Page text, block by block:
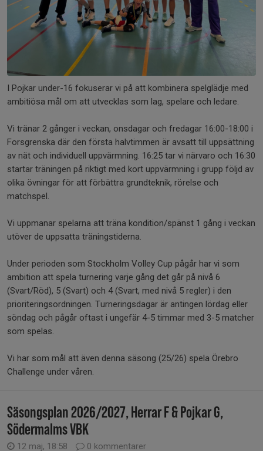
I Pojkar under-16 fokuserar vi på att kombinera spelglädje med
ambitiösa mål om att utvecklas som lag, spelare och ledare.
Vi tränar 2 gånger i veckan, onsdagar och fredagar 16:00-18:00 i
Forsgrenska där den första halvtimmen är avsatt till uppsättning
av nät och individuell uppvärmning. 16:25 tar vi närvaro och 16:30
startar träningen på riktigt med kort uppvärmning i grupp följd av
olika övningar för att förbättra grundteknik, rörelse och
matchspel.
Vi uppmanar spelarna att träna kondition/spänst 1 gång i veckan
utöver de uppsatta träningstiderna.
Under perioden som Stockholm Volley Cup pågår har vi som
ambition att spela turnering varje gång det går på nivå 6
(Svart/Röd), 5 (Svart) och 4 (Svart, med nivå 5 regler) i den
prioriteringsordningen. Turneringsdagar är antingen lördag eller
söndag och pågår oftast i ungefär 4-5 timmar med 3-5 matcher
som spelas.
Vi har som mål att även denna säsong (25/26) spela Örebro
Challenge under våren.
Säsongsplan 2026/2027, Herrar F & Pojkar G,
Södermalms VBK
12 maj, 18:58
0 kommentarer